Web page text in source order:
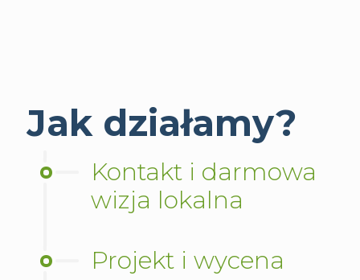
Jak działamy?
Kontakt i darmowa
wizja lokalna
Projekt i wycena